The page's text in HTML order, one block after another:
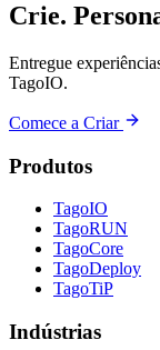
Crie.
Entregue
TagoIO.
Comece a Criar
Produtos
TagoIO
TagoRUN
TagoCore
TagoDeploy
TagoTiP
Indústrias